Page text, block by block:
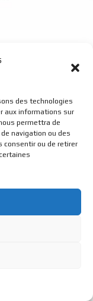
des technologies
aux informations sur
permettra de
navigation ou des
consentir ou de retirer
Lavans Les St